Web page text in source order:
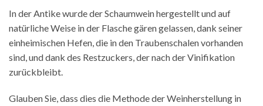
In der Antike wurde der Schaumwein hergestellt und auf
natürliche Weise in der Flasche gären gelassen, dank seiner
einheimischen Hefen, die in den Traubenschalen vorhanden
sind, und dank des Restzuckers, der nach der Vinifikation
zurückbleibt.
Glauben Sie, dass dies die Methode der Weinherstellung in